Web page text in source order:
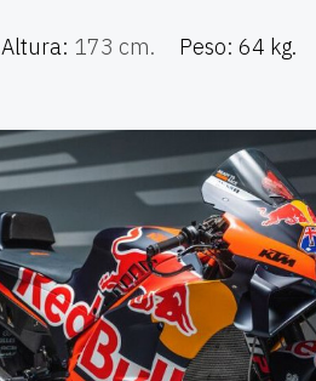
Altura: 173 cm. Peso: 64 kg.